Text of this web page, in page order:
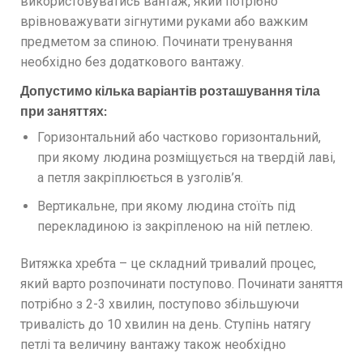
врівноважувати зігнутими руками або важким
предметом за спиною. Починати тренування
необхідно без додаткового вантажу.
Допустимо кілька варіантів розташування тіла
при заняттях:
Горизонтальний або частково горизонтальний,
при якому людина розміщується на твердій лаві,
а петля закріплюється в узголів’я.
Вертикальне, при якому людина стоїть під
перекладиною із закріпленою на ній петлею.
Витяжка хребта – це складний тривалий процес,
який варто розпочинати поступово. Починати заняття
потрібно з 2-3 хвилин, поступово збільшуючи
тривалість до 10 хвилин на день. Ступінь натягу
петлі та величину вантажу також необхідно